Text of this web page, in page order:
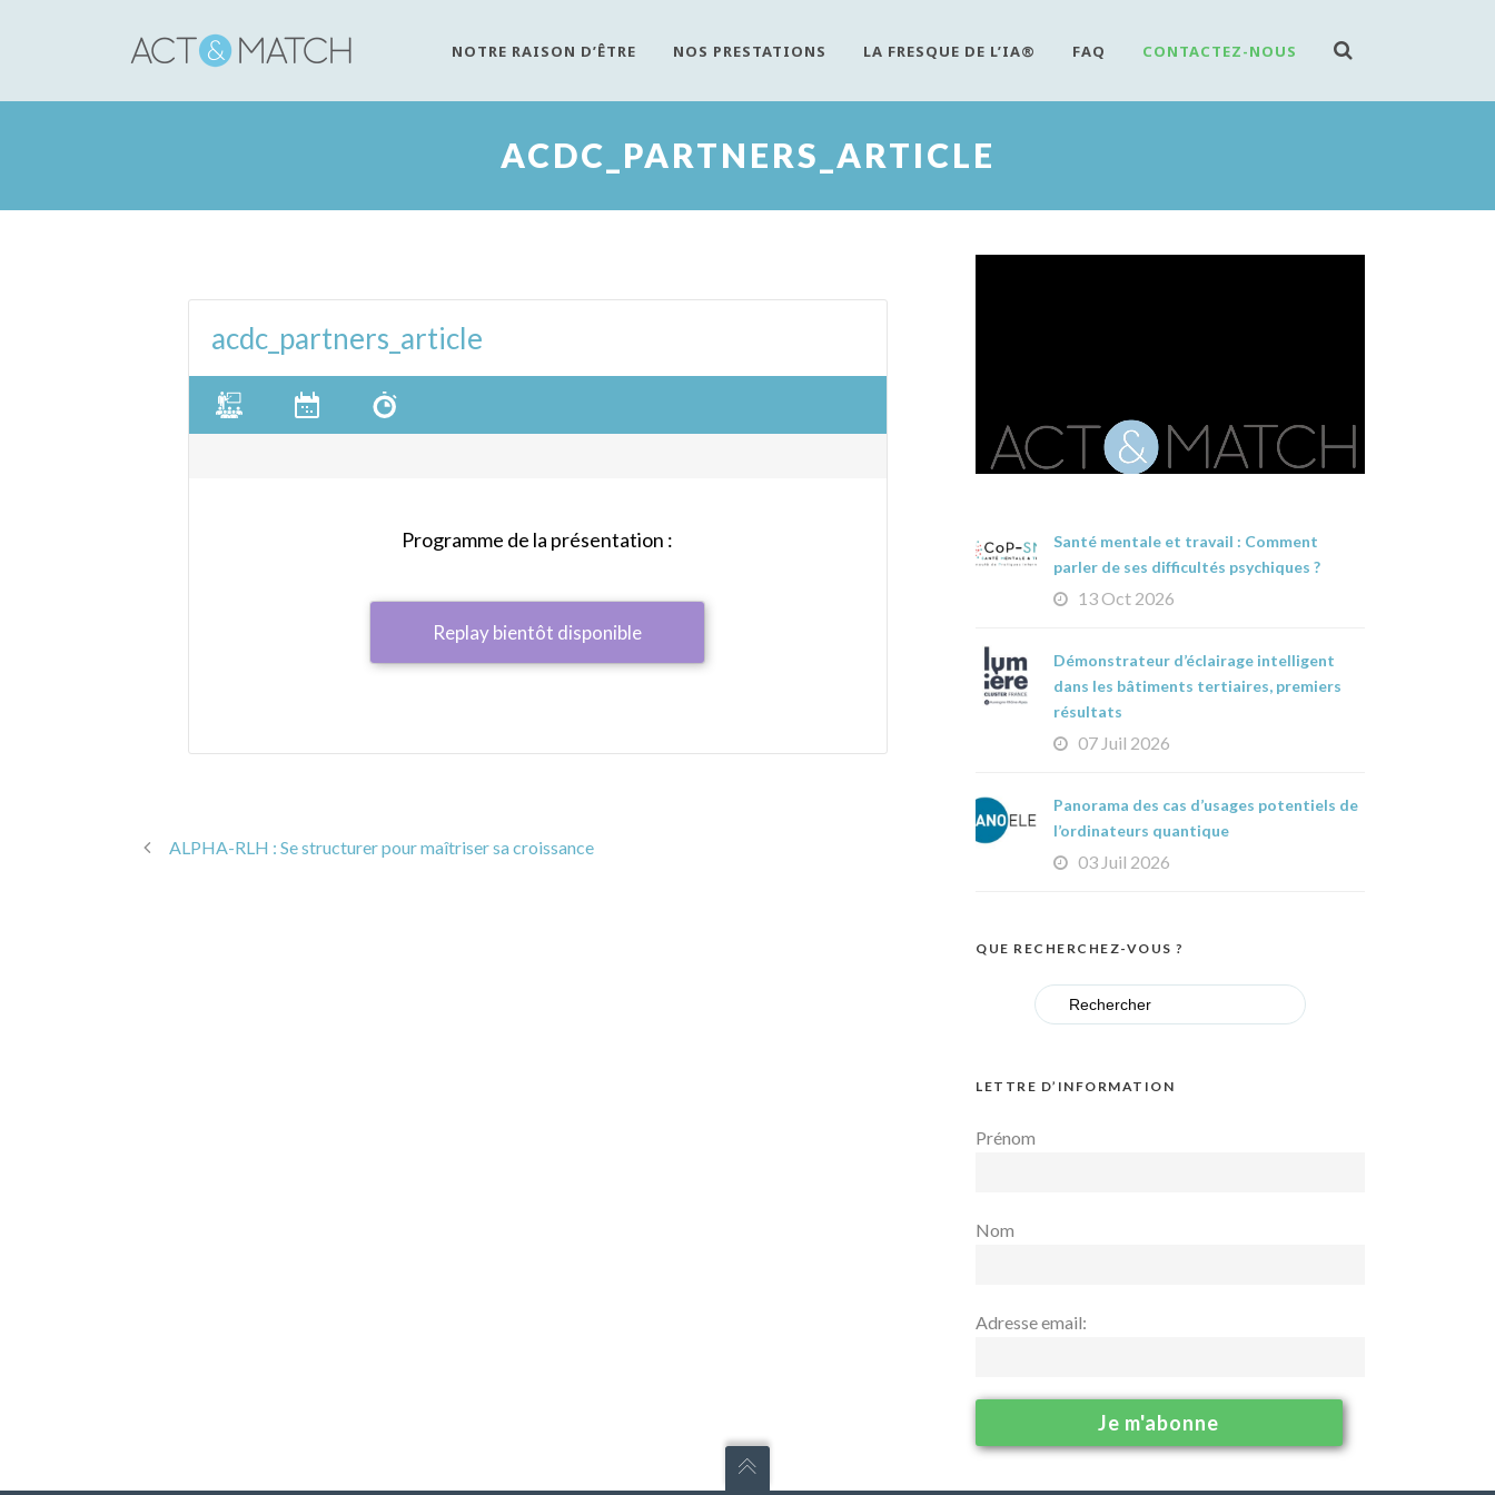
NOTRE RAISON D’ÊTRE NOS PRESTATIONS LA FRESQUE DE L’IA® FAQ CONTACTEZ-NOUS
ACDC_PARTNERS_ARTICLE
acdc_partners_article
Programme de la présentation :
Replay bientôt disponible
ALPHA-RLH : Se structurer pour maîtriser sa croissance
Santé mentale et travail : Comment
parler de ses difficultés psychiques ?
13 Oct 2026
Démonstrateur d’éclairage intelligent
dans les bâtiments tertiaires, premiers
résultats
07 Juil 2026
Panorama des cas d’usages potentiels de
l’ordinateurs quantique
03 Juil 2026
QUE RECHERCHEZ-VOUS ?
Search
for:
LETTRE D’INFORMATION
Prénom
Nom
Adresse email: